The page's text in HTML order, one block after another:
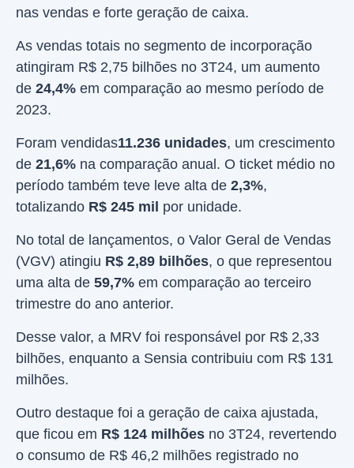
nas vendas e forte geração de caixa.
As vendas totais no segmento de incorporação
atingiram R$ 2,75 bilhões no 3T24, um aumento
de 24,4% em comparação ao mesmo período de
2023.
Foram vendidas11.236 unidades, um crescimento
de 21,6% na comparação anual. O ticket médio no
período também teve leve alta de 2,3%,
totalizando R$ 245 mil por unidade.
No total de lançamentos, o Valor Geral de Vendas
(VGV) atingiu R$ 2,89 bilhões, o que representou
uma alta de 59,7% em comparação ao terceiro
trimestre do ano anterior.
Desse valor, a MRV foi responsável por R$ 2,33
bilhões, enquanto a Sensia contribuiu com R$ 131
milhões.
Outro destaque foi a geração de caixa ajustada,
que ficou em R$ 124 milhões no 3T24, revertendo
o consumo de R$ 46,2 milhões registrado no